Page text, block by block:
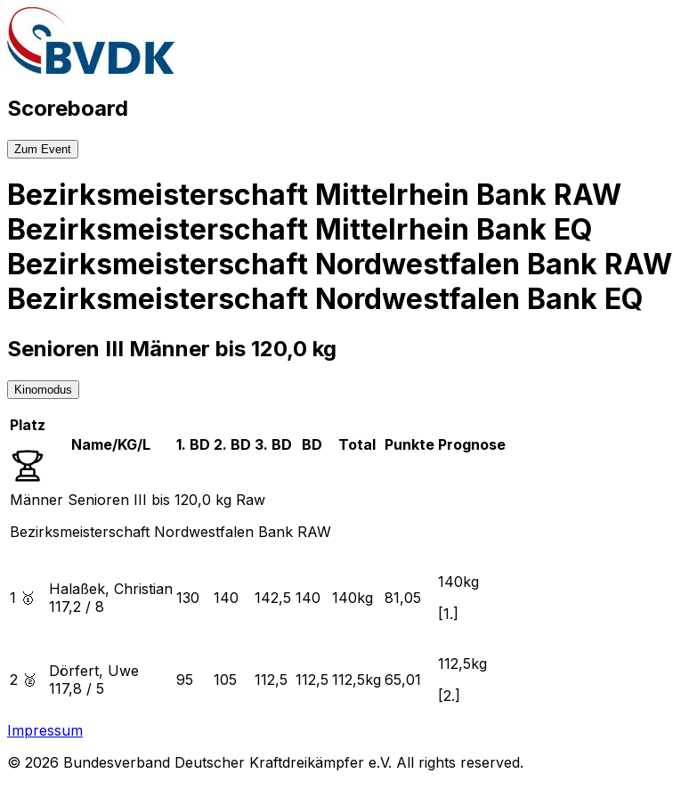
Scoreboard
Zum Event
Bezirksmeisterschaft Mittelrhein Bank RAW
Bezirksmeisterschaft Mittelrhein Bank EQ
Bezirksmeisterschaft Nordwestfalen Bank RAW
Bezirksmeisterschaft Nordwestfalen Bank EQ
Senioren III Männer bis 120,0 kg
Kinomodus
Platz
Name/KG/L
1. BD 2. BD 3. BD BD Total Punkte Prognose
Männer Senioren III bis 120,0 kg Raw
Bezirksmeisterschaft Nordwestfalen Bank RAW
1 🥇
Halaßek, Christian
117,2 / 8 130 140 142,5 140 140kg 81,05
140kg
[1.]
2 🥈
Dörfert, Uwe
117,8 / 5 95 105 112,5 112,5 112,5kg 65,01
112,5kg
[2.]
Impressum
© 2026 Bundesverband Deutscher Kraftdreikämpfer e.V. All rights reserved.